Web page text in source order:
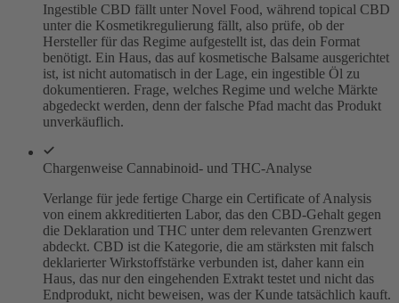
Ingestible CBD fällt unter Novel Food, während topical CBD
unter die Kosmetikregulierung fällt, also prüfe, ob der
Hersteller für das Regime aufgestellt ist, das dein Format
benötigt. Ein Haus, das auf kosmetische Balsame ausgerichtet
ist, ist nicht automatisch in der Lage, ein ingestible Öl zu
dokumentieren. Frage, welches Regime und welche Märkte
abgedeckt werden, denn der falsche Pfad macht das Produkt
unverkäuflich.
Chargenweise Cannabinoid- und THC-Analyse
Verlange für jede fertige Charge ein Certificate of Analysis
von einem akkreditierten Labor, das den CBD-Gehalt gegen
die Deklaration und THC unter dem relevanten Grenzwert
abdeckt. CBD ist die Kategorie, die am stärksten mit falsch
deklarierter Wirkstoffstärke verbunden ist, daher kann ein
Haus, das nur den eingehenden Extrakt testet und nicht das
Endprodukt, nicht beweisen, was der Kunde tatsächlich kauft.